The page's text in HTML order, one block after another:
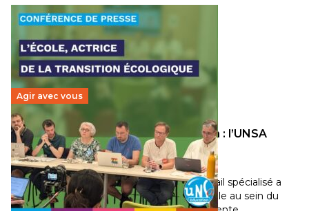
Agir avec vous
Transition écologique de l’éducation : l’UNSA
Éducation fait bouger les lignes
30 juin 2026-National
Pendant plusieurs mois, un groupe de travail spécialisé a
travaillé sur la transition écologique de l’Ecole au sein du